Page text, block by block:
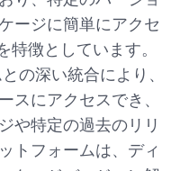
ージに簡単にアクセ
特徴としています。
の深い統合により、
スにアクセスでき、
や特定の過去のリリ
トフォームは、ディ